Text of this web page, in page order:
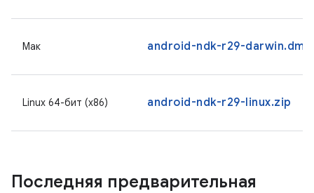
Мак android-ndk-r29-darwin.dmg
Linux 64-бит (x86) android-ndk-r29-linux.zip
Последняя предварительная